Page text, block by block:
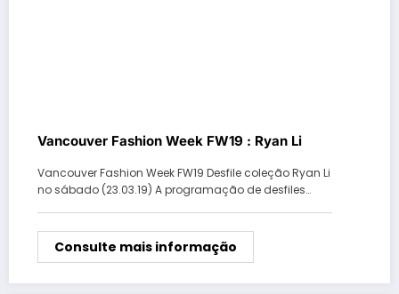
Vancouver Fashion Week FW19 : Ryan Li
Vancouver Fashion Week FW19 Desfile coleção Ryan Li
no sábado (23.03.19) A programação de desfiles…
Consulte mais informação